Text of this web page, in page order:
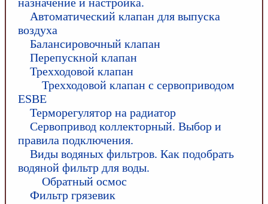
Автоматический клапан для выпуска
воздуха
Балансировочный клапан
Перепускной клапан
Трехходовой клапан
Трехходовой клапан с сервоприводом
ESBE
Терморегулятор на радиатор
Сервопривод коллекторный. Выбор и
правила подключения.
Виды водяных фильтров. Как подобрать
водяной фильтр для воды.
Обратный осмос
Фильтр грязевик